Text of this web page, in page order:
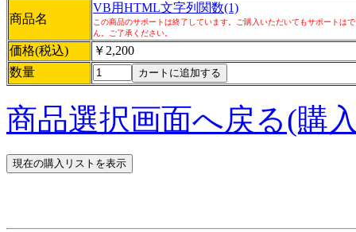
商品名
VB用HTML文字列関数(1)
この商品のサポートは終了しています。ご購入いただいてもサポートは
ん。ご了承ください。
価格(税込)
￥2,200
数量
商品選択画面へ戻る(購